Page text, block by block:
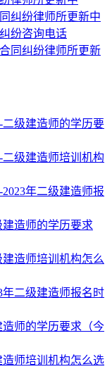
纠纷律师所更新中
纷咨询电话
同纠纷律师所更新
级建造师的学历要
级建造师培训机构
年二级建造师报
造师的学历要求
造师培训机构怎么
年二级建造师报名时
师的学历要求（今
师培训机构怎么选